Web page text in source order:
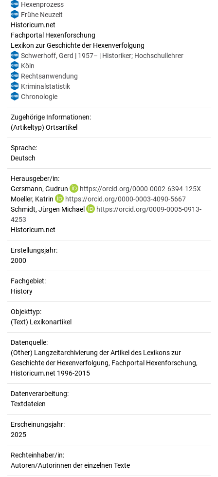
Hexenprozess
Frühe Neuzeit
Historicum.net
Fachportal Hexenforschung
Lexikon zur Geschichte der Hexenverfolgung
Schwerhoff, Gerd | 1957– | Historiker; Hochschullehrer
Köln
Rechtsanwendung
Kriminalstatistik
Chronologie
Zugehörige Informationen:
(Artikeltyp) Ortsartikel
Sprache:
Deutsch
Herausgeber/in:
Gersmann, Gudrun
https://orcid.org/0000-0002-6394-125X
Moeller, Katrin
https://orcid.org/0000-0003-4090-5667
Schmidt, Jürgen Michael
https://orcid.org/0009-0005-0913-
4253
Historicum.net
Erstellungsjahr:
2000
Fachgebiet:
History
Objekttyp:
(Text) Lexikonartikel
Datenquelle:
(Other) Langzeitarchivierung der Artikel des Lexikons zur
Geschichte der Hexenverfolgung, Fachportal Hexenforschung,
Historicum.net 1996-2015
Datenverarbeitung:
Textdateien
Erscheinungsjahr:
2025
Rechteinhaber/in:
Autoren/Autorinnen der einzelnen Texte